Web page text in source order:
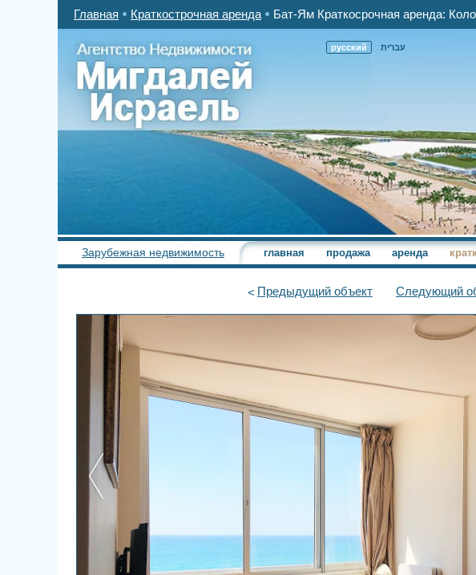
Главная Краткострочная аренда Бат-Ям Краткосрочная аренда:
עברית русский
Зарубежная недвижимость главная продажа аренда
Предыдущийобъект Следующий